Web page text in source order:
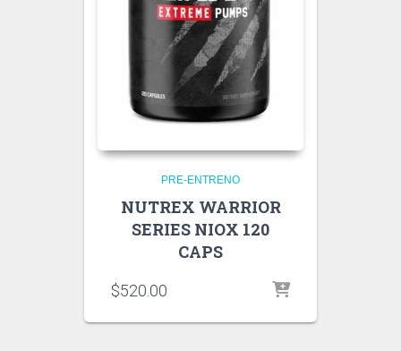
PRE-ENTRENO
NUTREX WARRIOR
SERIES NIOX 120
CAPS
$520.00